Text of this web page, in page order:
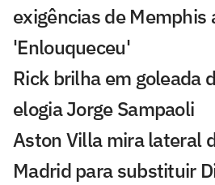
exigências de Memphis
'Enlouqueceu'
Rick brilha em goleada
elogia Jorge Sampaoli
Aston Villa mira lateral
Madrid para substituir